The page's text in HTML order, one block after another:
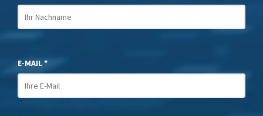
E-MAIL *